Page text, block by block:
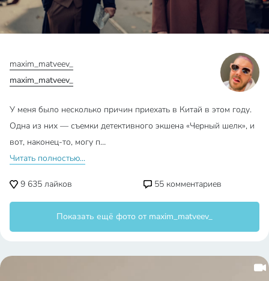
maxim_matveev_
maxim_matveev_
У меня было несколько причин приехать в Китай в этом году.
Одна из них — съемки детективного экшена «Черный шелк», и
вот, наконец-то, могу п…
Читать полностью...
9 635 лайков 55 комментариев
Показать ещё фото от maxim_matveev_